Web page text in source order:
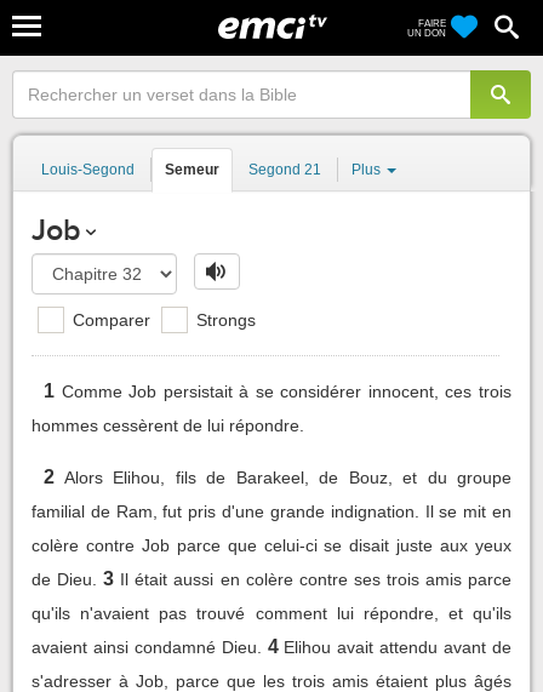
FAIRE
UN DON
Louis-Segond Semeur Segond 21 Plus
Job
Comparer Strongs
1 Comme Job persistait à se considérer innocent, ces trois
hommes cessèrent de lui répondre.
2 Alors Elihou, fils de Barakeel, de Bouz, et du groupe
familial de Ram, fut pris d'une grande indignation. Il se mit en
colère contre Job parce que celui-ci se disait juste aux yeux
de Dieu.
3 Il était aussi en colère contre ses trois amis parce
qu'ils n'avaient pas trouvé comment lui répondre, et qu'ils
avaient ainsi condamné Dieu.
4 Elihou avait attendu avant de
s'adresser à Job, parce que les trois amis étaient plus âgés